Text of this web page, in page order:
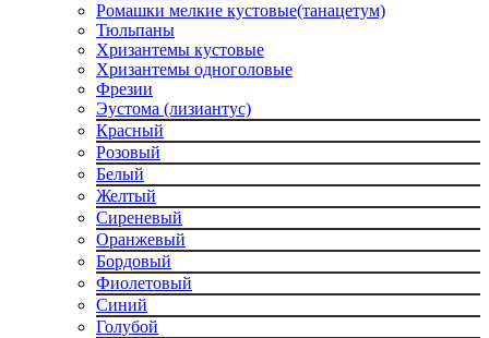
Ромашки мелкие кустовые(танацетум)
Тюльпаны
Хризантемы кустовые
Хризантемы одноголовые
Фрезии
Эустома (лизиантус)
Красный
Розовый
Белый
Желтый
Сиреневый
Оранжевый
Бордовый
Фиолетовый
Синий
Голубой